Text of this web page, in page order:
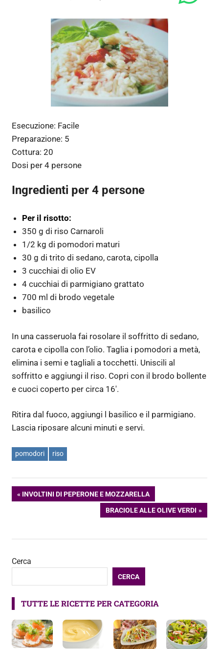
Esecuzione: Facile
Preparazione: 5
Cottura: 20
Dosi per 4 persone
Ingredienti per 4 persone
Per il risotto:
350 g di riso Carnaroli
1/2 kg di pomodori maturi
30 g di trito di sedano, carota, cipolla
3 cucchiai di olio EV
4 cucchiai di parmigiano grattato
700 ml di brodo vegetale
basilico
In una casseruola fai rosolare il soffritto di sedano,
carota e cipolla con l’olio. Taglia i pomodori a metà,
elimina i semi e tagliali a tocchetti. Uniscili al
soffritto e aggiungi il riso. Copri con il brodo bollente
e cuoci coperto per circa 16′.
Ritira dal fuoco, aggiungi l basilico e il parmigiano.
Lascia riposare alcuni minuti e servi.
pomodori riso
Navigazione
ARTICOLO
INVOLTINI DI PEPERONE E MOZZARELLA
ARTICOLO
BRACIOLE ALLE OLIVE VERDI
Cerca
CERCA
TUTTE LE RICETTE PER CATEGORIA